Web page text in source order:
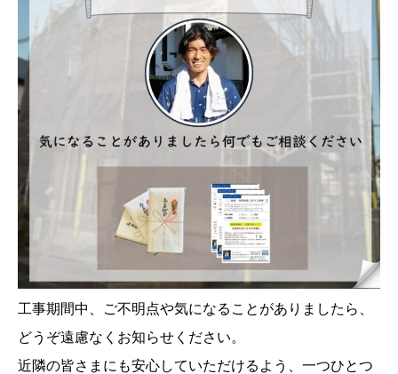
工事期間中、ご不明点や気になることがありましたら、
どうぞ遠慮なくお知らせください。
近隣の皆さまにも安心していただけるよう、一つひとつ